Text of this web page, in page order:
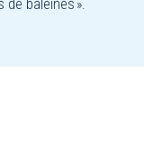
de baleines ».